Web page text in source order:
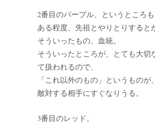
2番目のパープル、というところも
ある程度、先祖とやりとりすると
そういったもの、血統。
そういったところが、とても大切
て扱われるので、
「これ以外のもの」というものが、
敵対する相手にすぐなりうる。
3番目のレッド。